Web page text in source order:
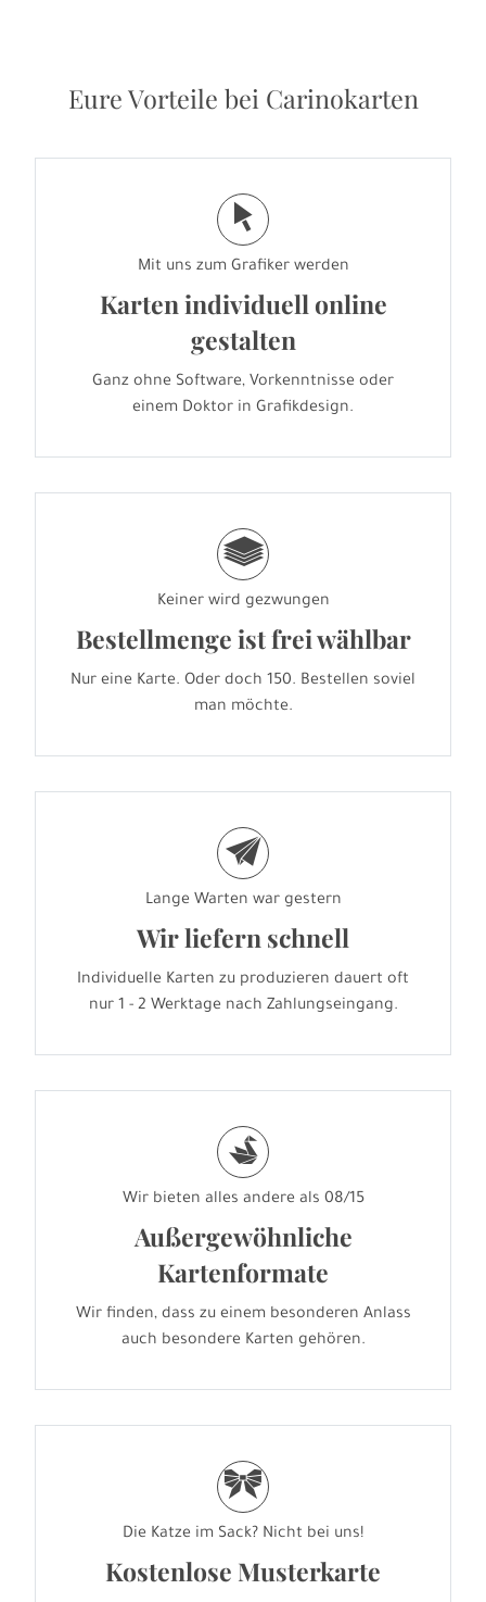
Eure Vorteile bei Carinokarten
j
Mit uns zum Grafiker werden
Karten individuell online
gestalten
Ganz ohne Software, Vorkenntnisse oder
einem Doktor in Grafikdesign.
g
Keiner wird gezwungen
Bestellmenge ist frei wählbar
Nur eine Karte. Oder doch 150. Bestellen soviel
man möchte.
e
Lange Warten war gestern
Wir liefern schnell
Individuelle Karten zu produzieren dauert oft
nur 1 - 2 Werktage nach Zahlungseingang.
s
Wir bieten alles andere als 08/15
Außergewöhnliche
Kartenformate
Wir finden, dass zu einem besonderen Anlass
auch besondere Karten gehören.
r
Die Katze im Sack? Nicht bei uns!
Kostenlose Musterkarte